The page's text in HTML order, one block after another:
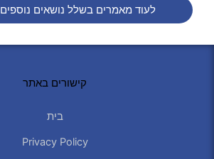
לעוד מאמרים בשלל נושאים נוספים
קישורים באתר
בית
Privacy Policy